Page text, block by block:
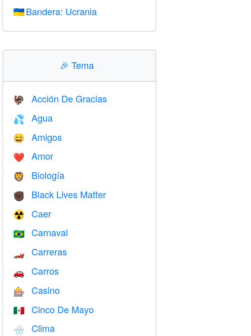
🇺🇦 Bandera: Ucrania
🎉Tema
🦃 Acción De Gracias
💦 Agua
😄 Amigos
❤️️ Amor
🦁 Biología
✊🏿 Black Lives Matter
☢️ Caer
🇧🇷 Carnaval
🏎 Carreras
🚗 Carros
🎰 Casino
🇲🇽 Cinco De Mayo
🌧 Clima